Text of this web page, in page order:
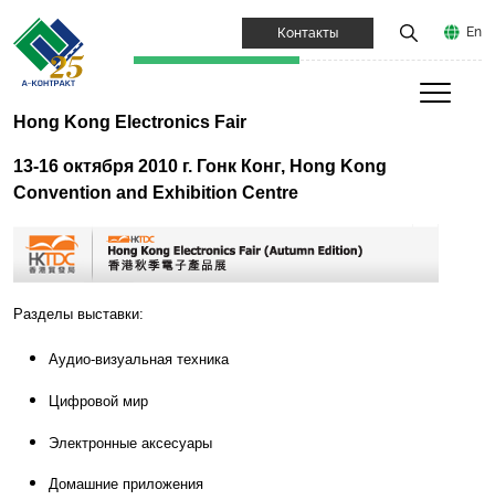
Контакты En
Hong Kong Electronics Fair
13-16 октября 2010 г. Гонк Конг, Hong Kong
Convention and Exhibition Centre
Разделы выставки:
Аудио-визуальная техника
Цифровой мир
Электронные аксесуары
Домашние приложения